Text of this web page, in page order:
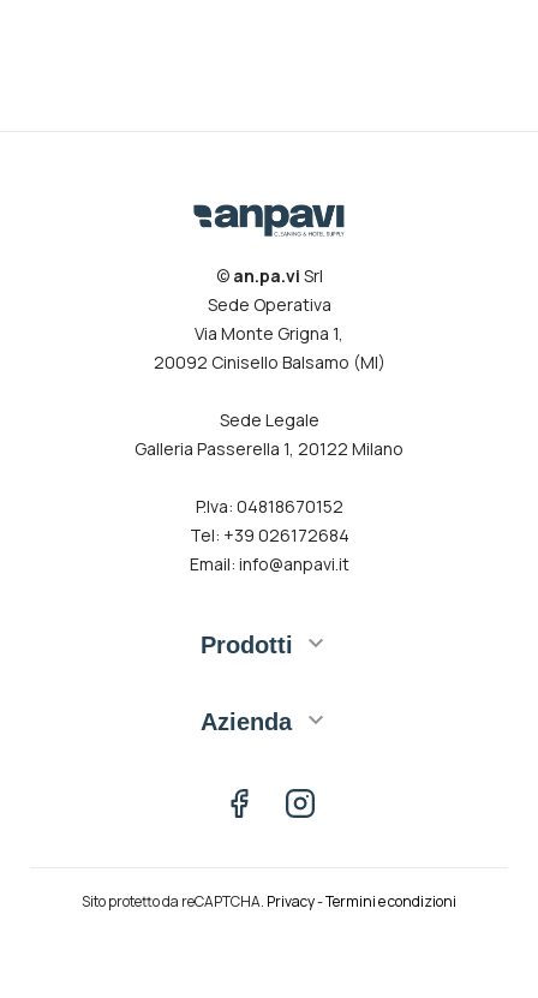
© an.pa.vi Srl
Sede Operativa
Via Monte Grigna 1,
20092 Cinisello Balsamo (MI)
Sede Legale
Galleria Passerella 1, 20122 Milano
P.Iva: 04818670152
Tel: +39 026172684
Email: info@anpavi.it
Prodotti 
Azienda 
Facebook
Sito protetto da reCAPTCHA. Privacy-Termini e condizioni